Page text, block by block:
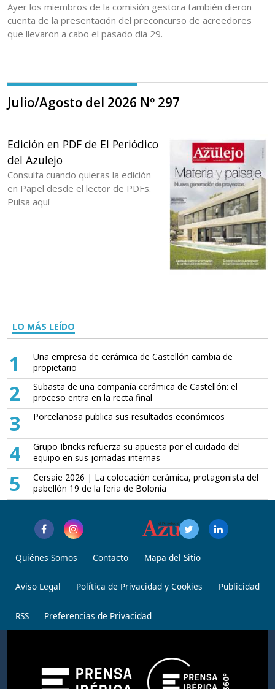
Ayer los miembros de la comisión gestora también dieron
cuenta de la presentación del preconcurso de acreedores
que llevaron a cabo el pasado día 29.
Julio/Agosto del 2026 Nº 297
Edición en PDF de El Periódico
del Azulejo
Consulta cuando quieras la edición
en Papel desde el lector de PDFs.
Pulsa aquí
LO MÁS LEÍDO
1
Una empresa de cerámica de Castellón cambia de
propietario
2
Subasta de una compañía cerámica de Castellón: el
proceso entra en la recta final
3 Porcelanosa publica sus resultados económicos
4
Grupo Ibricks refuerza su apuesta por el cuidado del
equipo en sus jornadas internas
5
Cersaie 2026 | La colocación cerámica, protagonista del
pabellón 19 de la feria de Bolonia
Quiénes Somos Contacto Mapa del Sitio
Aviso Legal Política de Privacidad y Cookies Publicidad
RSS Preferencias de Privacidad